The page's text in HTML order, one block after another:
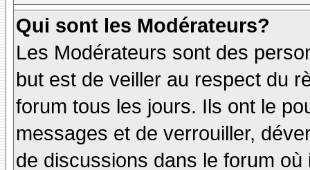
Qui sont les Modérateurs?
Les Modérateurs sont des
but est de veiller au respect du
forum tous les jours. Ils ont le
messages et de verrouiller,
de discussions dans le forum